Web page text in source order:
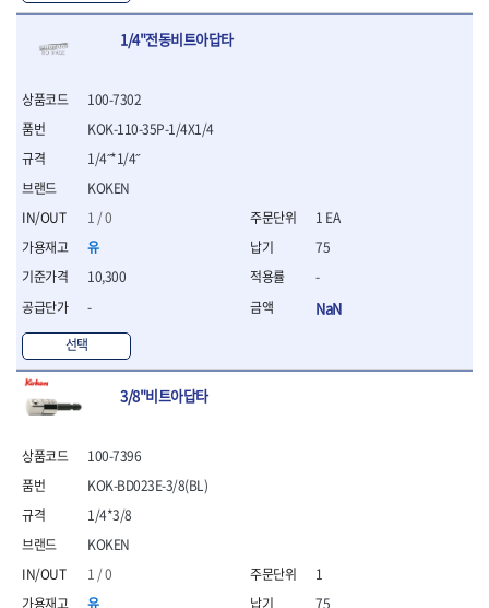
- 절연렌치
- 절연토크렌치
- 절연플라이어
- 절연전공칼
- 절연안전모
- 절연매트
- 방폭소켓
- 방폭라쳇핸들
- 방폭콤비네이션렌치
- 절연일자드라이버
- 절연별드라이버
- 절연드라이버세트
- 스트리퍼
- 자동스트리퍼
- 압착기
- 절연공구세트
- 절연비트홀다
- 절연비트홀다드라이버
- 방폭망치
- 절연L렌치
1/4"전동비트아답타
100-7302
KOKEN
1 / 0
유
10,300
-
선택
KOK-110-35P-1/4X1/4
1/4˝*1/4˝
1 EA
75
-
NaN
3/8"비트아답타
100-7396
KOKEN
1 / 0
유
KOK-BD023E-3/8(BL)
1/4*3/8
1
75